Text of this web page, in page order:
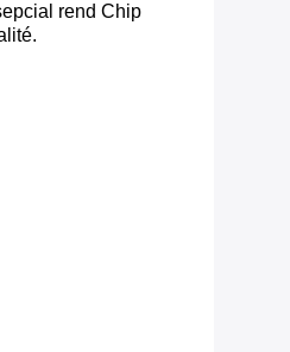
rend Chip